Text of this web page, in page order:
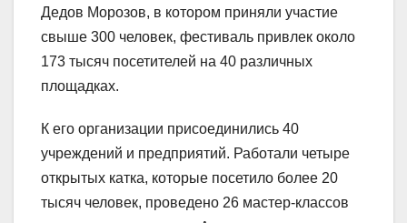
Дедов Морозов, в котором приняли участие
свыше 300 человек, фестиваль привлек около
173 тысяч посетителей на 40 различных
площадках.
К его организации присоединились 40
учреждений и предприятий. Работали четыре
открытых катка, которые посетило более 20
тысяч человек, проведено 26 мастер-классов